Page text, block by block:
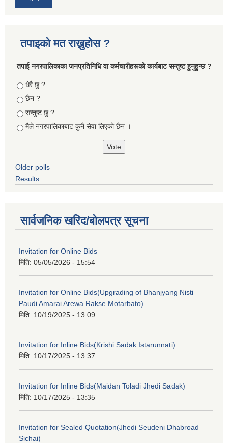
तपाइको मत राख्नुहोस ?
तपा‌ई नगरपालिकाका जनप्रतिनिधि वा कर्मचारीहरूकाे कार्यबाट सन्तुष्ट हुनुहुन्छ ?
Choices
धेरै छु ?
छैन ?
सन्तुष्ट छु ?
मैले नगरपालिकाबाट कुनै सेवा लिएकाे छैन ।
Older polls
Results
सार्वजनिक खरिद/बोलपत्र सूचना
Invitation for Online Bids
मिति: 05/05/2026 - 15:54
Invitation for Online Bids(Upgrading of Bhanjyang Nisti
Paudi Amarai Arewa Rakse Motarbato)
मिति: 10/19/2025 - 13:09
Invitation for Inline Bids(Krishi Sadak Istarunnati)
मिति: 10/17/2025 - 13:37
Invitation for Inline Bids(Maidan Toladi Jhedi Sadak)
मिति: 10/17/2025 - 13:35
Invitation for Sealed Quotation(Jhedi Seudeni Dhabroad
Sichai)